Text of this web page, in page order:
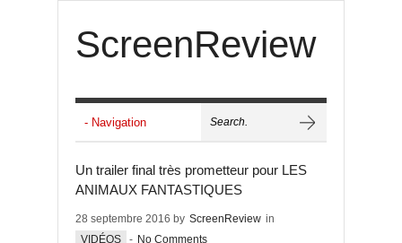
ScreenReview
Un trailer final très prometteur pour LES
ANIMAUX FANTASTIQUES
28 septembre 2016 by ScreenReview in
VIDÉOS
- No Comments